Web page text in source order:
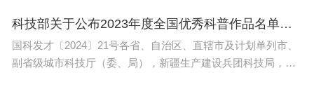
多了，就懒得问了。
还有就是布里斯托其实生活成本高，伦敦之外最贵城
市之一，住宿，吃饭，交通都贵。性价比没有曼城，
科技部关于公布2023年度全国优秀科普作品名单的通知
国科发才〔2024〕21号各省、自治区、直辖市及计划单列市、
副省级城市科技厅（委、局），新疆生产建设兵团科技局，全